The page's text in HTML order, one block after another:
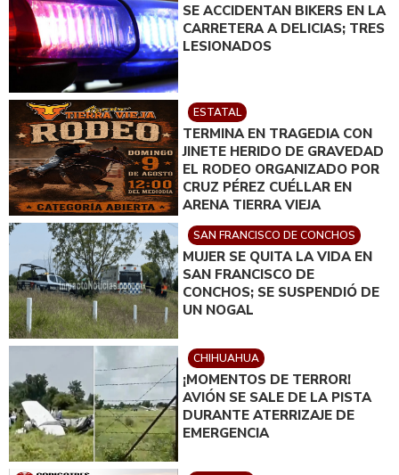
SE ACCIDENTAN BIKERS EN LA
CARRETERA A DELICIAS; TRES
LESIONADOS
ESTATAL
TERMINA EN TRAGEDIA CON
JINETE HERIDO DE GRAVEDAD
EL RODEO ORGANIZADO POR
CRUZ PÉREZ CUÉLLAR EN
ARENA TIERRA VIEJA
SAN FRANCISCO DE CONCHOS
MUJER SE QUITA LA VIDA EN
SAN FRANCISCO DE
CONCHOS; SE SUSPENDIÓ DE
UN NOGAL
CHIHUAHUA
¡MOMENTOS DE TERROR!
AVIÓN SE SALE DE LA PISTA
DURANTE ATERRIZAJE DE
EMERGENCIA